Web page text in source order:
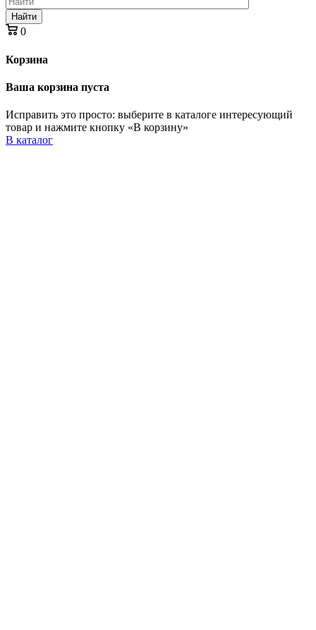
Найти
0
Корзина
Ваша корзина пуста
Исправить это просто: выберите в каталоге интересующий
товар и нажмите кнопку «В корзину»
В каталог